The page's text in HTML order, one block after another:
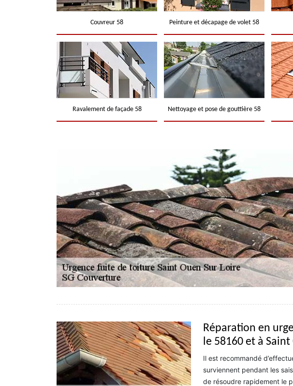
Couvreur 58 Peinture et décapage de volet 58
Ravalement de façade 58 Nettoyage et pose de gouttière 58
Réparation en
le 58160 et à
Il est recommandé
surviennent pendant les
de résoudre rapidement le